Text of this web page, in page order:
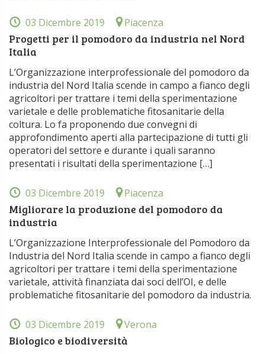
03 Dicembre 2019 Piacenza
Progetti per il pomodoro da industria nel Nord
Italia
L’Organizzazione interprofessionale del pomodoro da
industria del Nord Italia scende in campo a fianco degli
agricoltori per trattare i temi della sperimentazione
varietale e delle problematiche fitosanitarie della
coltura. Lo fa proponendo due convegni di
approfondimento aperti alla partecipazione di tutti gli
operatori del settore e durante i quali saranno
presentati i risultati della sperimentazione […]
03 Dicembre 2019 Piacenza
Migliorare la produzione del pomodoro da
industria
L’Organizzazione Interprofessionale del Pomodoro da
Industria del Nord Italia scende in campo a fianco degli
agricoltori per trattare i temi della sperimentazione
varietale, attività finanziata dai soci dell’OI, e delle
problematiche fitosanitarie del pomodoro da industria.
03 Dicembre 2019 Verona
Biologico e biodiversità